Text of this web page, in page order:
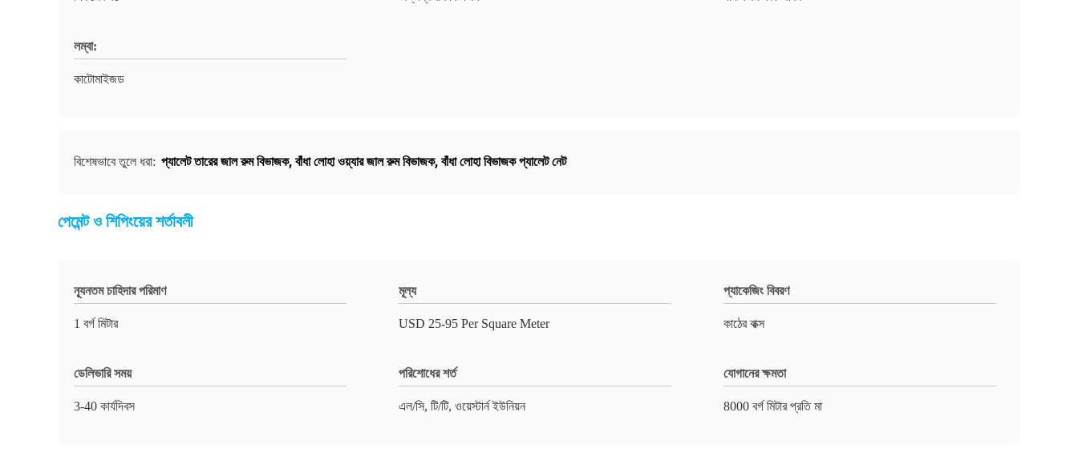
লম্বা:
কাটোমাইজড
বিশেষভাবে তুলে ধরা: প্যালেট তারের জাল রুম বিভাজক, বাঁধা লোহা ওয়্যার জাল রুম বিভাজক, বাঁধা লোহা বিভাজক প্যালেট নেট
পেমেন্ট ও শিপিংয়ের শর্তাবলী
ন্যূনতম চাহিদার পরিমাণ
1 বর্গ মিটার
মূল্য
USD 25-95 Per Square Meter
প্যাকেজিং বিবরণ
কাঠের বাক্স
ডেলিভারি সময়
3-40 কার্যদিবস
পরিশোধের শর্ত
এল/সি, টি/টি, ওয়েস্টার্ন ইউনিয়ন
যোগানের ক্ষমতা
8000 বর্গ মিটার প্রতি মা